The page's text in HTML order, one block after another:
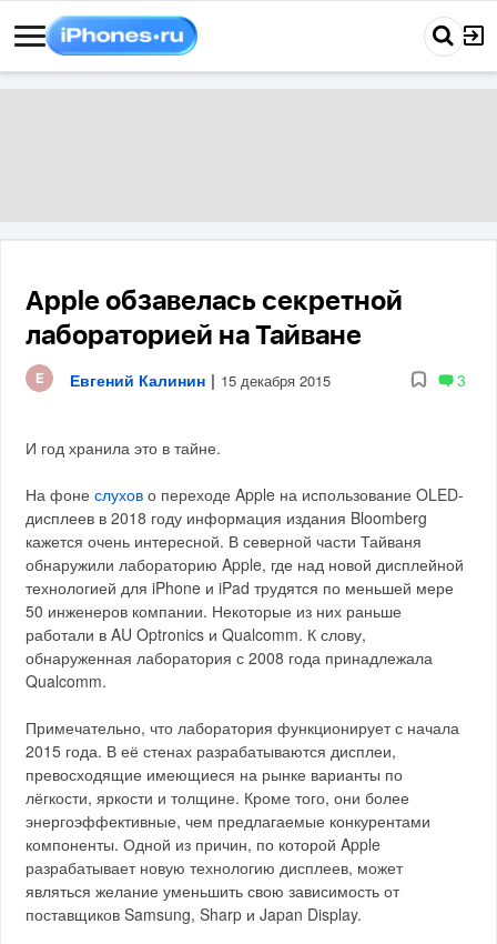
Apple обзавелась секретной
лабораторией на Тайване
Евгений Калинин | 15 декабря 2015 3
И год хранила это в тайне.
На фонеслухов о переходе Apple на использование OLED-
дисплеев в 2018 году информация издания Bloomberg
кажется очень интересной. В северной части Тайваня
обнаружили лабораторию Apple, где над новой дисплейной
технологией для iPhone и iPad трудятся по меньшей мере
50 инженеров компании. Некоторые из них раньше
работали в AU Optronics и Qualcomm. К слову,
обнаруженная лаборатория с 2008 года принадлежала
Qualcomm.
Примечательно, что лаборатория функционирует с начала
2015 года. В её стенах разрабатываются дисплеи,
превосходящие имеющиеся на рынке варианты по
лёгкости, яркости и толщине. Кроме того, они более
энергоэффективные, чем предлагаемые конкурентами
компоненты. Одной из причин, по которой Apple
разрабатывает новую технологию дисплеев, может
являться желание уменьшить свою зависимость от
поставщиков Samsung, Sharp и Japan Display.